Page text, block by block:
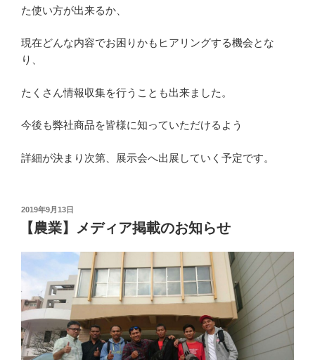
た使い方が出来るか、
現在どんな内容でお困りかもヒアリングする機会とな
り、
たくさん情報収集を行うことも出来ました。
今後も弊社商品を皆様に知っていただけるよう
詳細が決まり次第、展示会へ出展していく予定です。
投
稿
日:
2019年9月13日
【農業】メディア掲載のお知らせ